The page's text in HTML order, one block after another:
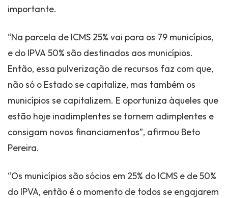
importante.
“Na parcela de ICMS 25% vai para os 79 municípios,
e do IPVA 50% são destinados aos municípios.
Então, essa pulverização de recursos faz com que,
não só o Estado se capitalize, mas também os
municípios se capitalizem. E oportuniza àqueles que
estão hoje inadimplentes se tornem adimplentes e
consigam novos financiamentos”, afirmou Beto
Pereira.
“Os municípios são sócios em 25% do ICMS e de 50%
do IPVA, então é o momento de todos se engajarem